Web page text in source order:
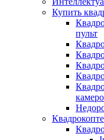
Купить
пульт